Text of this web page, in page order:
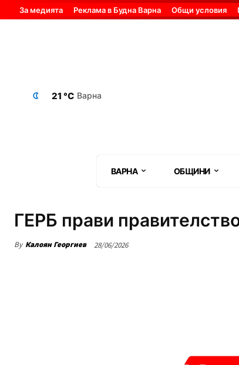
За медията Реклама в Будна Варна Общи условия
21 °C Варна
ВАРНА ОБЩИНИ
ГЕРБ прави
By Калоян Георгиев 28/06/2026